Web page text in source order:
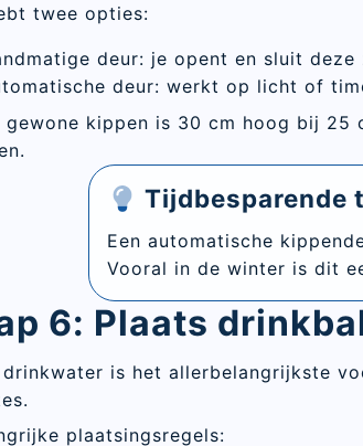
twee opties:
deur: je opent en sluit deze
deur: werkt op licht of
gewone kippen is 30 cm hoog bij 25
Tijdbesparende
Een automatische
Vooral in de winter is dit
6: Plaats
drinkwater is het allerbelangrijkste
plaatsingsregels: